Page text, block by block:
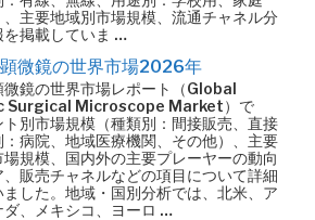
、主要地域別市場規模、流通チャネル分
を掲載していま …
微鏡の世界市場2026年
微鏡の世界市場レポート（Global
Surgical Microscope Market）で
ト別市場規模（種類別：間接販売、直接
病院、地域医療機関、その他）、主要
規模、国内外の主要プレーヤーの動向
、販売チャネルなどの項目について詳細
ました。地域・国別分析では、北米、ア
ダ、メキシコ、ヨーロ …